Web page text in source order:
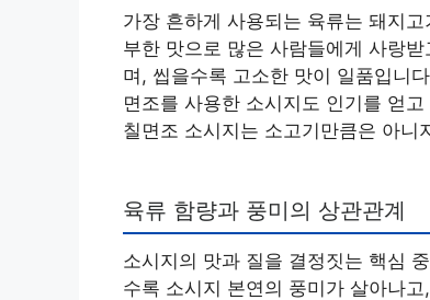
가장 흔하게 사용되는 육류는 돼지
부한 맛으로 많은 사람들에게 사랑
며, 씹을수록 고소한 맛이 일품입니
면조를 사용한 소시지도 인기를 얻
칠면조 소시지는 소고기만큼은 아
육류 함량과 풍미의 상관관계
소시지의 맛과 질을 결정짓는 핵심
수록 소시지 본연의 풍미가 살아나